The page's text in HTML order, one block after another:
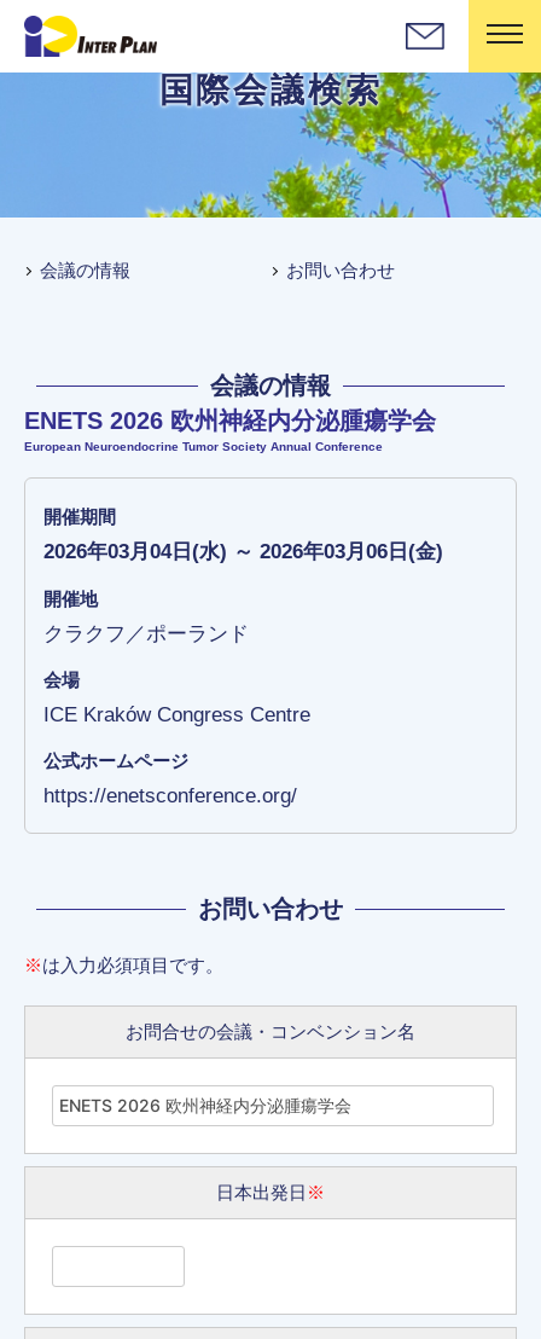
国際会議検索
会議の情報 お問い合わせ
会議の情報
ENETS 2026 欧州神経内分泌腫瘍学会
European Neuroendocrine Tumor Society Annual Conference
開催期間
2026年03月04日(水) ～ 2026年03月06日(金)
開催地
クラクフ／ポーランド
会場
ICE Kraków Congress Centre
公式ホームページ
https://enetsconference.org/
お問い合わせ
※は入力必須項目です。
お問合せの会議・コンベンション名
日本出発日 ※